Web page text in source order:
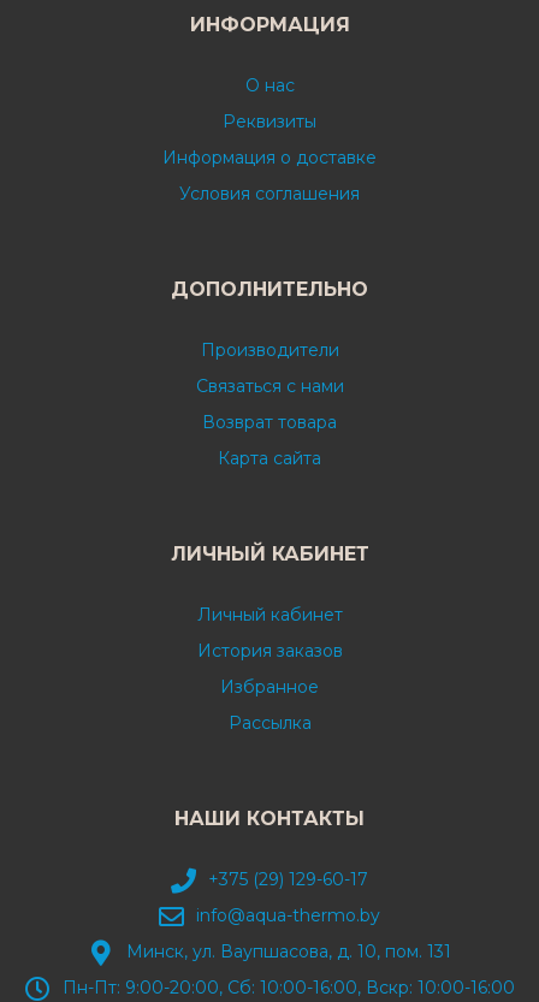
ИНФОРМАЦИЯ
О нас
Реквизиты
Информация о доставке
Условия соглашения
ДОПОЛНИТЕЛЬНО
Производители
Связаться с нами
Возврат товара
Карта сайта
ЛИЧНЫЙ КАБИНЕТ
Личный кабинет
История заказов
Избранное
Рассылка
НАШИ КОНТАКТЫ
+375 (29) 129-60-17
info@aqua-thermo.by
Минск, ул. Ваупшасова, д. 10, пом. 131
Пн-Пт: 9:00-20:00, Сб: 10:00-16:00, Вскр: 10:00-16:00